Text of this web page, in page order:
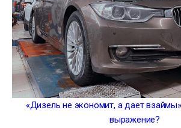
«Дизель не экономит, а дает
выражение?